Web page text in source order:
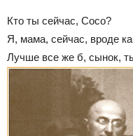
Кто ты сейчас, Сосо?
Я, мама, сейчас, вроде
Лучше все же б, сынок,